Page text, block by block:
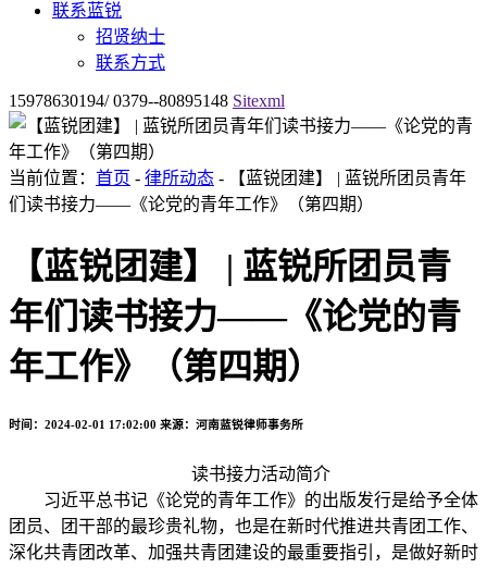
联系蓝锐
招贤纳士
联系方式
15978630194/ 0379--80895148 Sitexml
当前位置： 首页 - 律所动态 - 【蓝锐团建】 | 蓝锐所团员青年
们读书接力——《论党的青年工作》（第四期）
【蓝锐团建】 | 蓝锐所团员青
年们读书接力——《论党的青
年工作》（第四期）
时间：2024-02-01 17:02:00 来源：河南蓝锐律师事务所
读书接力活动简介
习近平总书记《论党的青年工作》的出版发行是给予全体
团员、团干部的最珍贵礼物，也是在新时代推进共青团工作、
深化共青团改革、加强共青团建设的最重要指引，是做好新时